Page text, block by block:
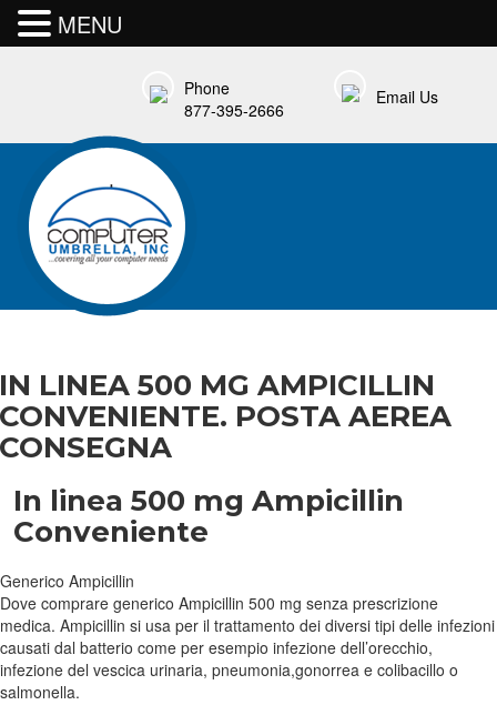
Email Us
Phone
877-395-2666
IN LINEA 500 MG AMPICILLIN
CONVENIENTE. POSTA AEREA
CONSEGNA
In linea 500 mg Ampicillin
Conveniente
Generico Ampicillin
Dove comprare generico Ampicillin 500 mg senza prescrizione
medica. Ampicillin si usa per il trattamento dei diversi tipi delle infezioni
causati dal batterio come per esempio infezione dell’orecchio,
infezione del vescica urinaria, pneumonia,gonorrea e colibacillo o
salmonella.
MENU